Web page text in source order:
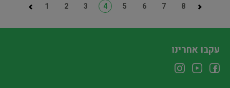
1 2 3 4 5 6 7 8
עקבו אחרינו